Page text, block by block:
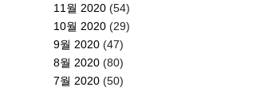
11월 2020 (54)
10월 2020 (29)
9월 2020 (47)
8월 2020 (80)
7월 2020 (50)